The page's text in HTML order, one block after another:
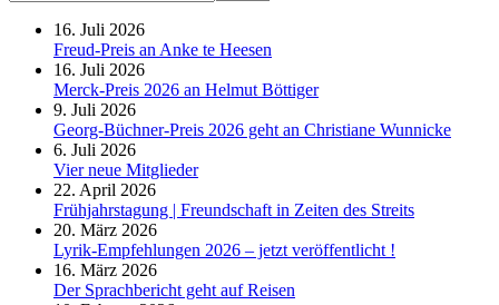
16. Juli 2026
Freud-Preis an Anke te Heesen
16. Juli 2026
Merck-Preis 2026 an Helmut Böttiger
9. Juli 2026
Georg-Büchner-Preis 2026 geht an Christiane Wunnicke
6. Juli 2026
Vier neue Mitglieder
22. April 2026
Frühjahrstagung | Freundschaft in Zeiten des Streits
20. März 2026
Lyrik-Empfehlungen 2026 – jetzt veröffentlicht !
16. März 2026
Der Sprachbericht geht auf Reisen